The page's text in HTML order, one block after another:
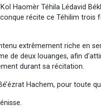
Haomèr Téhila Lédavid
récite ce Téhilim trois
extrêmement riche en
de deux louanges, afin
durant sa récitation.
Hachem, pour toute